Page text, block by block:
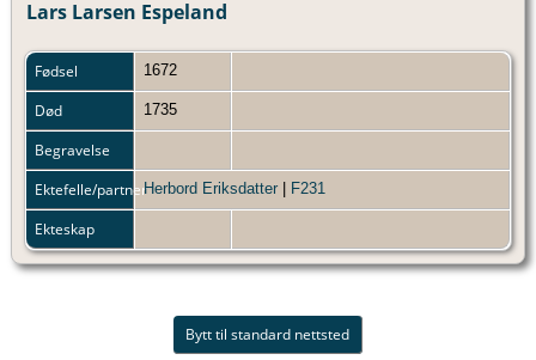
Lars Larsen Espeland
Fødsel 1672
Død 1735
Begravelse
Ektefelle/partnerHerbord Eriksdatter F231
Ekteskap
Bytt til standard nettsted